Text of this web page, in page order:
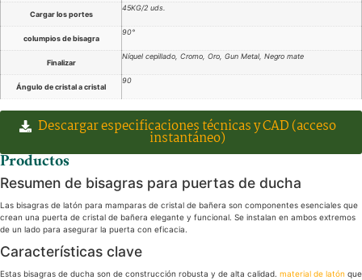
Cargar los portes
45KG/2 uds.
columpios de bisagra
90°
Finalizar
Níquel cepillado, Cromo, Oro, Gun Metal, Negro mate
Ángulo de cristal a cristal
90
Descargar especificaciones técnicas y CAD (acceso
instantáneo)
Productos
Resumen de bisagras para puertas de ducha
Las bisagras de latón para mamparas de cristal de bañera son componentes esenciales que
crean una puerta de cristal de bañera elegante y funcional. Se instalan en ambos extremos
de un lado para asegurar la puerta con eficacia.
Características clave
Estas bisagras de ducha son de construcción robusta y de alta calidad. material de latón que